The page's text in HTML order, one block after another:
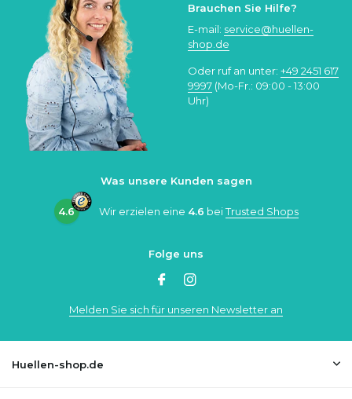
Brauchen Sie Hilfe?
E-mail: service@huellen-
shop.de
Oder ruf an unter: +49 2451 617
9997 (Mo-Fr.: 09:00 - 13:00
Uhr)
Was unsere Kunden sagen
4.6 Wir erzielen eine 4.6 beiTrusted Shops
Folge uns
Melden Sie sich für unseren Newsletter an
Huellen-shop.de